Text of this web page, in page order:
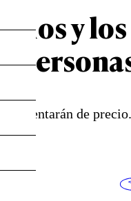
y
aumentarán de precio.